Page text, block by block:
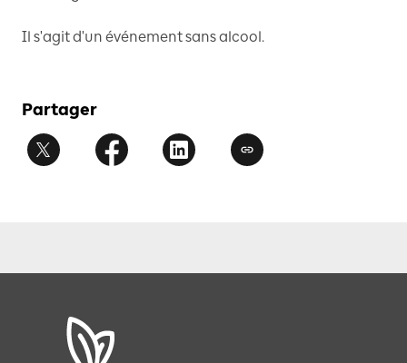
Il s'agit d'un événement sans alcool.
Partager